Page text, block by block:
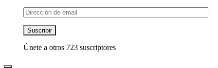
Dirección
de
email
Suscribir
Únete a otros 723 suscriptores